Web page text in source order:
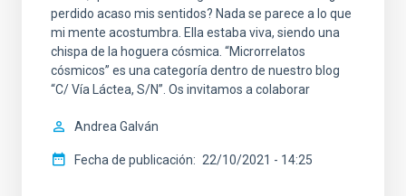
perdido acaso mis sentidos? Nada se parece a lo que
mi mente acostumbra. Ella estaba viva, siendo una
chispa de la hoguera cósmica. “Microrrelatos
cósmicos” es una categoría dentro de nuestro blog
“C/ Vía Láctea, S/N”. Os invitamos a colaborar
Andrea Galván
Fecha de publicación 22/10/2021 - 14:25